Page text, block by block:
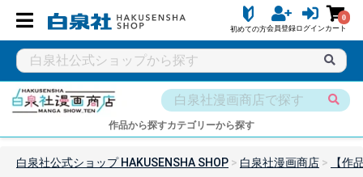
初めての方会員登録ログイン
0
カート
作品から探すカテゴリーから探す
白泉社公式ショップ HAKUSENSHA SHOP 白泉社漫画商店 【作